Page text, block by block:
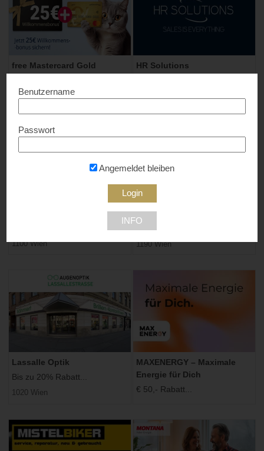
free Mastercard Gold
HR Solutions
HUMBOLDT Matura-Schule
1100 Wien
Kaventsmann Consulting
10% Rabatt...
1190 Wien
Lassalle Optik
Bis zu 20% Rabatt...
1020 Wien
MAXENERGY – Maximale
Energie für Dich
€ 50,- Rabatt...
Benutzername
Passwort
Angemeldet bleiben
INFO